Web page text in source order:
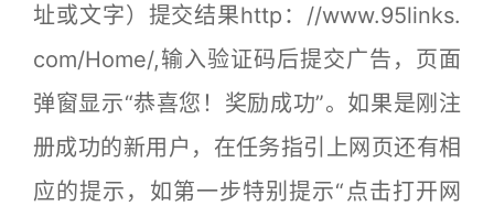
址或文字）提交结果http：//www.95links.
com/Home/,输入验证码后提交广告，页面
弹窗显示“恭喜您！奖励成功”。如果是刚注
册成功的新用户，在任务指引上网页还有相
应的提示，如第一步特别提示“点击打开网